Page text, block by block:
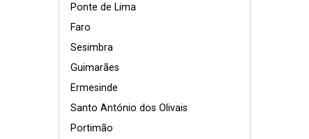
Ponte de Lima
Faro
Sesimbra
Guimarães
Ermesinde
Santo António dos Olivais
Portimão